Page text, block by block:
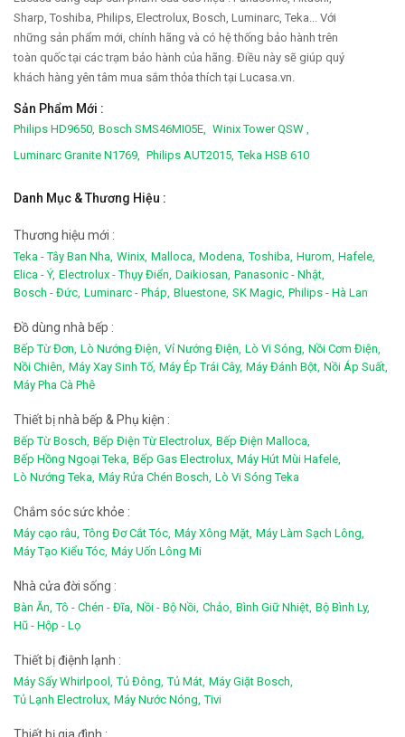
Sharp, Toshiba, Philips, Electrolux, Bosch, Luminarc, Teka... Với
những sản phẩm mới, chính hãng và có hệ thống bảo hành trên
toàn quốc tại các trạm bảo hành của hãng. Điều này sẽ giúp quý
khách hàng yên tâm mua sắm thỏa thích tại Lucasa.vn.
Sản Phẩm Mới :
Philips HD9650, Bosch SMS46MI05E,
Winix Tower QSW ,
Luminarc Granite N1769,
Philips AUT2015, Teka HSB 610
Danh Mục & Thương Hiệu :
Thương hiệu mới :
Teka - Tây Ban Nha, Winix, Malloca, Modena, Toshiba, Hurom, Hafele,
Elica - Ý, Electrolux - Thụy Điển, Daikiosan, Panasonic - Nhật,
Bosch - Đức, Luminarc - Pháp, Bluestone, SK Magic, Philips - Hà Lan
Đồ dùng nhà bếp :
Bếp Từ Đơn, Lò Nướng Điện, Vỉ Nướng Điện, Lò Vi Sóng, Nồi Cơm Điện,
Nồi Chiên, Máy Xay Sinh Tố, Máy Ép Trái Cây, Máy Đánh Bột, Nồi Áp Suất,
Máy Pha Cà Phê
Thiết bị nhà bếp & Phụ kiện :
Bếp Từ Bosch, Bếp Điện Từ Electrolux, Bếp Điện Malloca,
Bếp Hồng Ngoại Teka, Bếp Gas Electrolux, Máy Hút Mùi Hafele,
Lò Nướng Teka, Máy Rửa Chén Bosch, Lò Vi Sóng Teka
Chắm sóc sức khỏe :
Máy cạo râu, Tông Đơ Cắt Tóc, Máy Xông Mặt, Máy Làm Sạch Lông,
Máy Tạo Kiểu Tóc, Máy Uốn Lông Mi
Nhà cửa đời sống :
Bàn Ăn, Tô - Chén - Đĩa, Nồi - Bộ Nồi, Chảo, Bình Giữ Nhiệt, Bộ Bình Ly,
Hũ - Hộp - Lọ
Thiết bị điệnh lạnh :
Máy Sấy Whirlpool, Tủ Đông, Tủ Mát, Máy Giặt Bosch,
Tủ Lạnh Electrolux, Máy Nước Nóng, Tivi